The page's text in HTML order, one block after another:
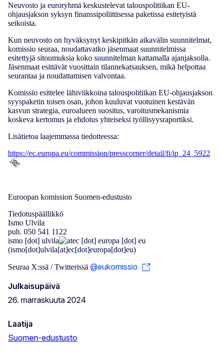
Neuvosto ja euroryhmä keskustelevat talouspolitiikan EU-
ohjausjakson syksyn finanssipoliittisessa paketissa esitetyistä
seikoista.
Kun neuvosto on hyväksynyt keskipitkän aikavälin suunnitelmat,
komissio seuraa, noudattavatko jäsenmaat suunnitelmissa
esitettyjä sitoumuksia koko suunnitelman kattamalla ajanjaksolla.
Jäsenmaat esittävät vuosittain tilannekatsauksen, mikä helpottaa
seurantaa ja noudattamisen valvontaa.
Komissio esittelee lähiviikkoina talouspolitiikan EU-ohjausjakson
syyspaketin toisen osan, johon kuuluvat vuotuinen kestävän
kasvun strategia, euroalueen suositus, varoitusmekanismia
koskeva kertomus ja ehdotus yhteiseksi työllisyysraportiksi.
Lisätietoa laajemmassa tiedotteessa:
https://ec.europa.eu/commission/presscorner/detail/fi/ip_24_5922
Euroopan komission Suomen-edustusto
Tiedotuspäällikkö
Ismo Ulvila
puh. 050 541 1122
ismo [dot] ulvila ec [dot] europa [dot] eu
(ismo[dot]ulvila[at]ec[dot]europa[dot]eu)
Seuraa X:ssä / Twitterissä @eukomissio
Julkaisupäivä
26. marraskuuta 2024
Laatija
Suomen-edustusto